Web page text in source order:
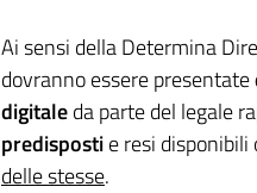
Ai sensi della Determina
dovranno essere presentate
digitaleda parte del legale
predispostie resi
delle stesse.